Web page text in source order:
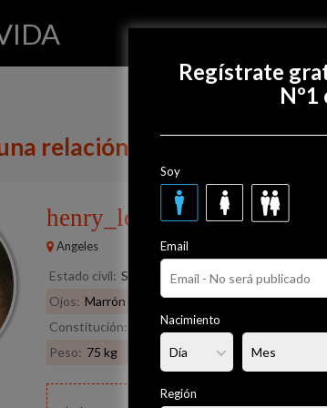
relación con
henry_loquillo 43 años
Angeles
Estado civil: Soltero
Ojos: Marrón
Constitución:
Normal
Peso: 75 kg
Regístrate
Nº1
Soy
Email
Nacimiento
Región